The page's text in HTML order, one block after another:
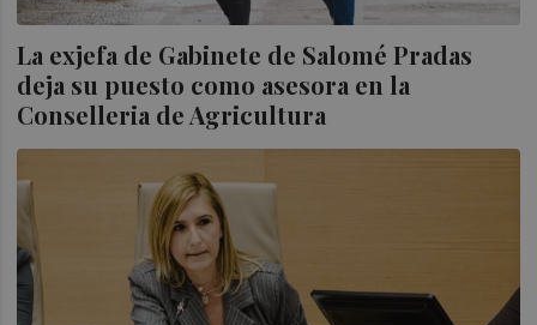
La exjefa de Gabinete de Salomé Pradas
deja su puesto como asesora en la
Conselleria de Agricultura